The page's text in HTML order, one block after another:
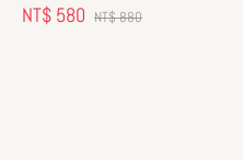
Sale
NT$ 580 Regular
NT$ 880